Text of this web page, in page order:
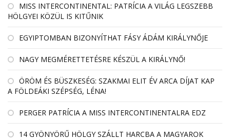
MISS INTERCONTINENTAL: PATRÍCIA A VILÁG LEGSZEBB
HÖLGYEI KÖZÜL IS KITŰNIK
EGYIPTOMBAN BIZONYÍTHAT FÁSY ÁDÁM KIRÁLYNŐJE
NAGY MEGMÉRETTETÉSRE KÉSZÜL A KIRÁLYNŐ!
ÖRÖM ÉS BÜSZKESÉG: SZAKMAI ELIT ÉV ARCA DÍJAT KAP
A FÖLDEÁKI SZÉPSÉG, LÉNA!
PERGER PATRÍCIA A MISS INTERCONTINENTALRA EDZ
14 GYÖNYÖRŰ HÖLGY SZÁLLT HARCBA A MAGYAROK